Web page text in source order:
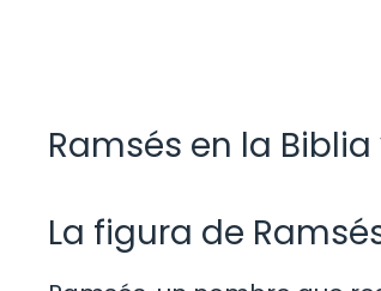
Ramsés en la
La figura de